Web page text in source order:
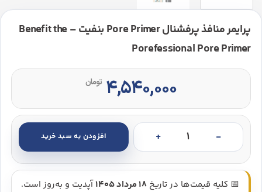
پرایمر منافذ پرفشنال Pore Primer بنفیت – Benefit the
Porefessional Pore Primer
۴,۵۴۰,۰۰۰ تومان
📅 کلیه قیمت‌ها در تاریخ 18 مرداد 1405
آپدیت و به‌روز است.
پرایمر منافذ پرفشنال Pore Primer بنفیت - Benefit the Porefessional Pore Primer عدد افزودن به سبد خرید